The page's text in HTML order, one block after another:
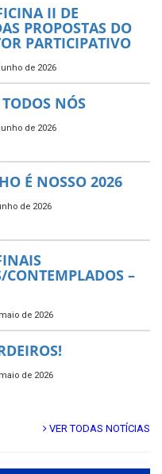
II DE
PROPOSTAS DO
PARTICIPATIVO
de 2026
NÓS
de 2026
É NOSSO 2026
de 2026
–
de 2026
de 2026
VER TODAS NOTÍCIAS